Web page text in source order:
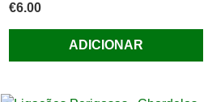
€6.00
ADICIONAR